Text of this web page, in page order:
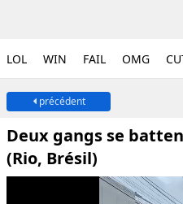
LOL WIN FAIL OMG
précédent
Deux gangs se
(Rio, Brésil)